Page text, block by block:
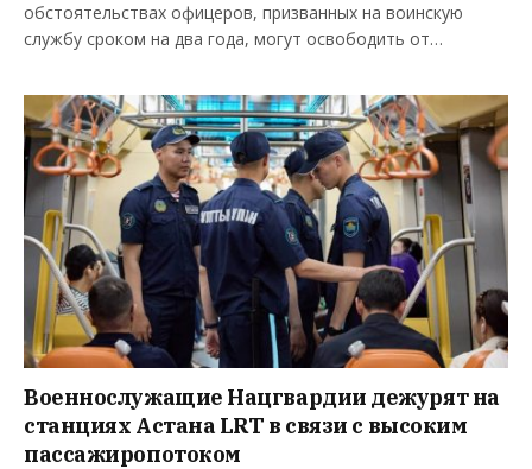
обстоятельствах офицеров, призванных на воинскую
службу сроком на два года, могут освободить от…
Военнослужащие Нацгвардии дежурят на
станциях Астана LRT в связи с высоким
пассажиропотоком